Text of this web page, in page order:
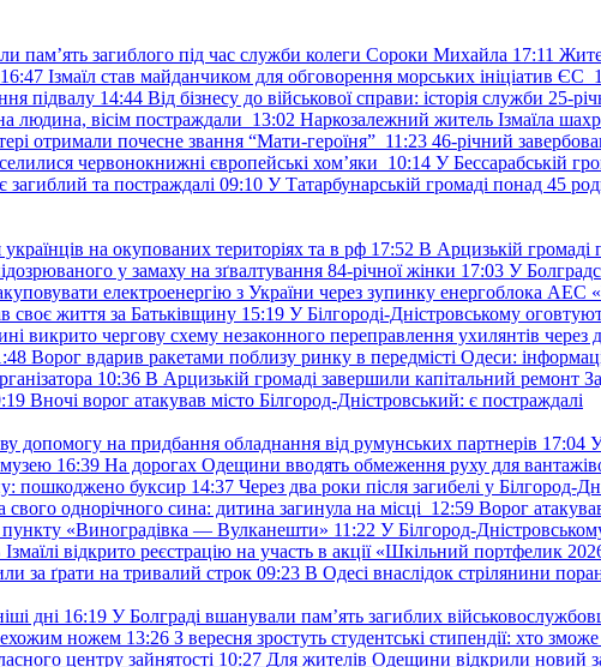
пам’ять загиблого під час служби колеги Сороки Михайла 17:11
16:47 Ізмаїл став майданчиком для обговорення морських ініціатив ЄС
підвалу 14:44 Від бізнесу до військової справи: історія служби
людина, вісім постраждали 13:02 Наркозалежний житель Ізмаїла
отримали почесне звання “Мати-героїня” 11:23 46-річний
червонокнижні європейські хом’яки 10:14 У Бессарабській
та постраждалі 09:10 У Татарбунарській громаді понад 45
на окупованих територіях та в рф 17:52 В Арцизькій громаді
у замаху на зґвалтування 84-річної жінки 17:03 У
електроенергію з України через зупинку енергоблока АЕС
своє життя за Батьківщину 15:19 У Білгороді-Дністровському
викрито чергову схему незаконного переправлення ухилянтів через
Ворог вдарив ракетами поблизу ринку в передмісті Одеси:
10:36 В Арцизькій громаді завершили капітальний ремонт
Вночі ворог атакував місто Білгород-Дністровський: є постраждалі
допомогу на придбання обладнання від румунських партнерів 17:04
музею 16:39 На дорогах Одещини вводять обмеження руху для
пошкоджено буксир 14:37 Через два роки після загибелі у Білгород-
однорічного сина: дитина загинула на місці 12:59 Ворог
пункту «Виноградівка — Вулканешти» 11:22 У Білгород-
відкрито реєстрацію на участь в акції «Шкільний портфелик
за ґрати на тривалий строк 09:23 В Одесі внаслідок стрілянини
дні 16:19 У Болграді вшанували пам’ять загиблих
ножем 13:26 З вересня зростуть студентські стипендії: хто
центру зайнятості 10:27 Для жителів Одещини відкрили новий